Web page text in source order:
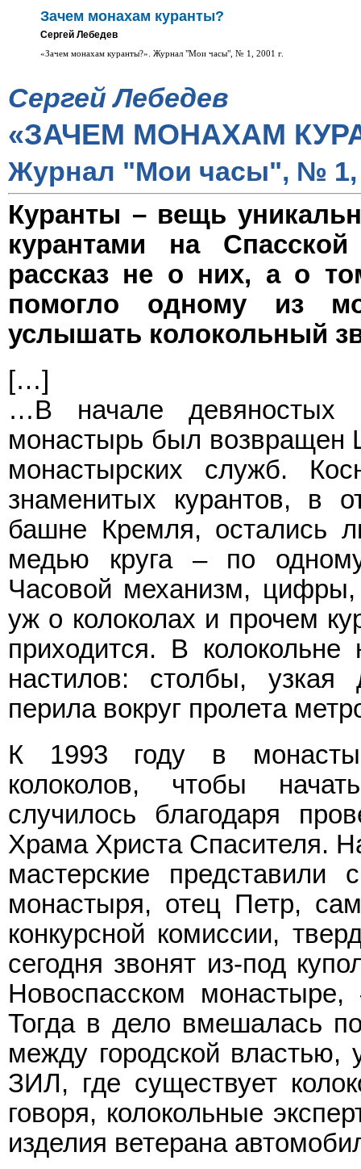
Зачем монахам куранты?
Сергей Лебедев
«Зачем монахам куранты?». Журнал "Мои часы", № 1, 2001 г.
Сергей Лебедев
«ЗАЧЕМ МОНАХАМ
Журнал "Мои часы", № 1,
Куранты – вещь
курантами на
рассказ не о них, а о
помогло одному из
услышать колокольный
[…]
…В начале девяностых
монастырь был возвращен
монастырских служб.
знаменитых курантов, в
башне Кремля, остались
медью круга – по
Часовой механизм,
уж о колоколах и прочем
приходится. В
настилов: столбы, узкая
перила вокруг пролета
К 1993 году в
колоколов, чтобы
случилось благодаря
Храма Христа Спасителя.
мастерские
монастыря, отец Петр,
конкурсной комиссии,
сегодня звонят из-под
Новоспасском монастыре,
Тогда в дело вмешалась
между городской властью,
ЗИЛ, где существует
говоря, колокольные
изделия ветерана